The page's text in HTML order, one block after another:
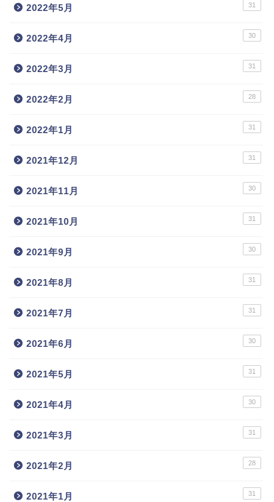
2022年5月 31
2022年4月 30
2022年3月 31
2022年2月 28
2022年1月 31
2021年12月 31
2021年11月 30
2021年10月 31
2021年9月 30
2021年8月 31
2021年7月 31
2021年6月 30
2021年5月 31
2021年4月 30
2021年3月 31
2021年2月 28
2021年1月 31